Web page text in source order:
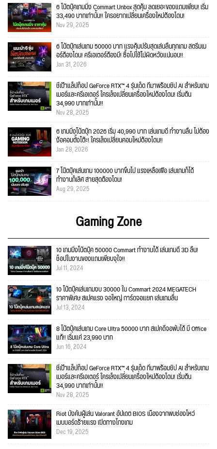
6 โน๊ตบุ๊คเกมมิ่ง Commart Unbox สุดคุ้ม ลดเยอะของแถมเพียบ! เริ่ม
33,490 บาทเท่านั้น!! ใครอยากเปลี่ยนเครื่องใหม่ต้องโดน!
Nov 29, 2025
6 โน้ตบุ๊กเล่นเกม 50000 บาท แรงคุ้มปรับสุดเล่นลื่นทุกเกม สตรีมเม
อร์ต้องโดน! ครีเอเตอร์ต้องมี! ซื้อไปใช้ไม่ผิดหวังแน่นอน!!
Jan 31, 2026
ชี้เป้าแล็ปท็อป GeForce RTX™ 4 รุ่นเด็ด ที่มาพร้อมชิป AI สำหรับเกม
เมอร์และครีเอเตอร์ ใครเล็งเปลี่ยนเครื่องใหม่ต้องโดน! เริ่มต้น
34,990 บาทเท่านั้น!!
Nov 28, 2025
6 เกมมิ่งโน้ตบุ๊ก 2026 เริ่ม 40,990 บาท เล่นเกมดี ทำงานลื่น ไม่ต้อง
ง้อคอมตั้งโต๊ะ! ใครเล็งเปลี่ยนคอมใหม่ต้องโดน!!
Jan 28, 2026
7 โน๊ตบุ๊คเล่นเกม 100000 บาทขึ้นไป แรงเหลือเฟือ เล่นเกมก็ได้
ทำงานก็เลิศ สายสุดต้องโดน!
Aug 29, 2025
Gaming Zone
10 เกมมิ่งโน๊ตบุ๊ค 50000 Commart ทำงานได้ เล่นเกมดี 3D ลื่น!
ช็อปในงานของแถมเพียบจุใจ!!
Jul 11, 2024
10 โน๊ตบุ๊คเล่นเกมงบ 30000 ใน Commart 2024 MEGATECH
ราคาพิเศษ สเปคแรง จอใหญ่ การ์ดจอแยก เล่นเกมลื่น
Jul 13, 2024
8 โน๊ตบุ๊คเล่นเกม Core Ultra 50000 บาท สเปคดีจอพับได้ มี Office
แท้!! เริ่มแค่ 23,990 บาท
Jun 16, 2024
ชี้เป้าแล็ปท็อป GeForce RTX™ 4 รุ่นเด็ด ที่มาพร้อมชิป AI สำหรับเกม
เมอร์และครีเอเตอร์ ใครเล็งเปลี่ยนเครื่องใหม่ต้องโดน! เริ่มต้น
34,990 บาทเท่านั้น!!
Nov 28, 2025
Riot บังคับผู้เล่น Valorant อัปเดต BIOS เนื่องจากพบช่องโหว่
เมนบอร์ดร้ายแรง เปิดทางโกงเกม
Dec 19, 2025